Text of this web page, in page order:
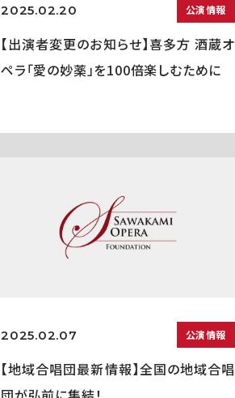
2025.02.20 公演情報
【出演者変更のお知らせ】喜多方 酒蔵オ
ペラ「愛の妙薬」を100倍楽しむために
2025.02.07 公演情報
【地域合唱団最新情報】全国の地域合唱